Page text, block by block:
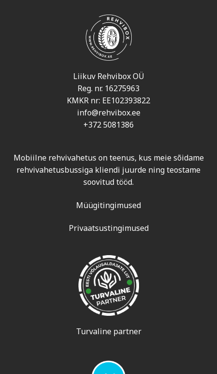
Liikuv Rehvibox OÜ
Reg. nr. 16275963
KMKR nr: EE102393822
info@rehvibox.ee
+372 5081386
Mobiilne rehvivahetus on teenus, kus meie sõidame
rehvivahetusbussiga kliendi juurde ning teostame
soovitud tööd.
Müügitingimused
Privaatsustingimused
Turvaline partner